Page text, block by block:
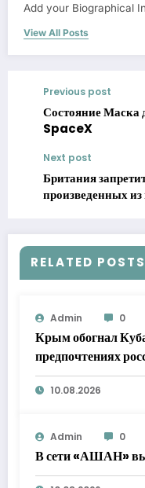
Add your Biographical
View All Posts
Previous post
Состояние Маска
SpaceX
Next post
Британия
произведенных
RELATED POSTS
Admin 0
Крым обогнал
предпочтениях
10.08.2026
Admin 0
В сети «АШАН»